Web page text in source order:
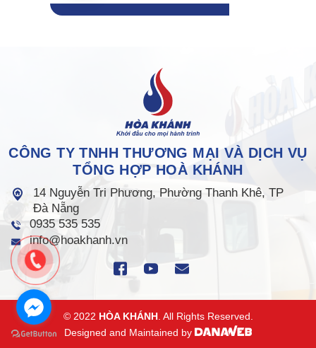
CÔNG TY TNHH THƯƠNG MẠI VÀ DỊCH VỤ
TỔNG HỢP HOÀ KHÁNH
14 Nguyễn Tri Phương, Phường Thanh Khê, TP
Đà Nẵng
0935 535 535
info@hoakhanh.vn
© 2022 HÒA KHÁNH. All Rights Reserved.
Designed and Maintained by